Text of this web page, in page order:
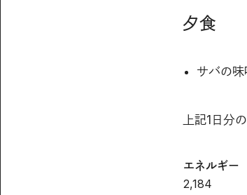
夕食
サバの
上記1日分
エネルギー
2,184